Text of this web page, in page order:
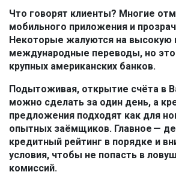
Что говорят клиенты? Многие
мобильного приложения и
Некоторые жалуются на высокую
международные переводы, но
крупных американских банков.
Подытоживая, открытие счёта в
можно сделать за один день, а
предложения подходят как для
опытных заёмщиков. Главное —
кредитный рейтинг в порядке и
условия, чтобы не попасть в
комиссий.